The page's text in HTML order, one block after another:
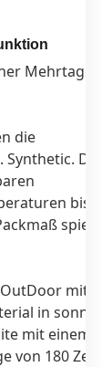
die
Synthetic.
bis
mit
in
mit einem
von 180